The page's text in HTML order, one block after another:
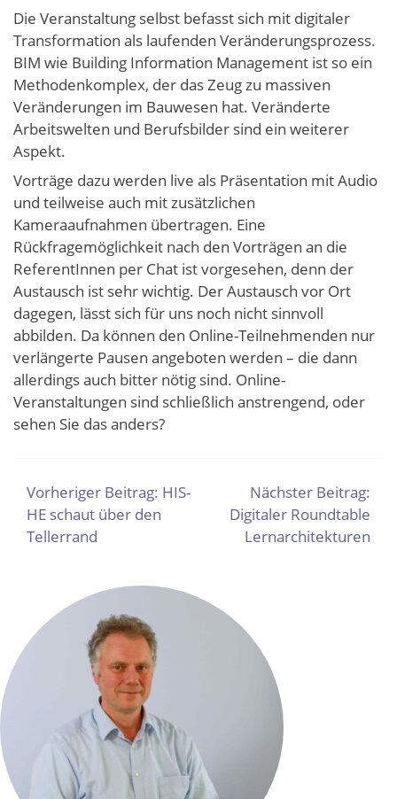
Die Veranstaltung selbst befasst sich mit digitaler
Transformation als laufenden Veränderungsprozess.
BIM wie Building Information Management ist so ein
Methodenkomplex, der das Zeug zu massiven
Veränderungen im Bauwesen hat. Veränderte
Arbeitswelten und Berufsbilder sind ein weiterer
Aspekt.
Vorträge dazu werden live als Präsentation mit Audio
und teilweise auch mit zusätzlichen
Kameraaufnahmen übertragen. Eine
Rückfragemöglichkeit nach den Vorträgen an die
ReferentInnen per Chat ist vorgesehen, denn der
Austausch ist sehr wichtig. Der Austausch vor Ort
dagegen, lässt sich für uns noch nicht sinnvoll
abbilden. Da können den Online-Teilnehmenden nur
verlängerte Pausen angeboten werden – die dann
allerdings auch bitter nötig sind. Online-
Veranstaltungen sind schließlich anstrengend, oder
sehen Sie das anders?
BEITRAGSNAVIGATION
Vorheriger Beitrag: HIS-
HE schaut über den
Tellerrand
Nächster Beitrag:
Digitaler Roundtable
Lernarchitekturen